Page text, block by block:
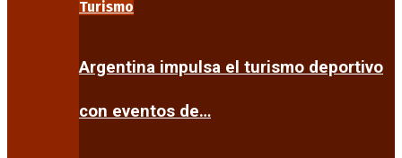
Turismo
Argentina impulsa el turismo deportivo
con eventos de…